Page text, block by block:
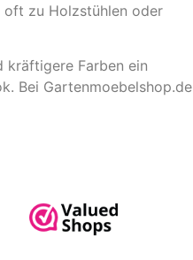
oft zu Holzstühlen oder
kräftigere Farben ein
Bei Gartenmoebelshop.de